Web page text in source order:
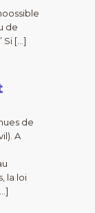
de
Si […]
de
A
la loi